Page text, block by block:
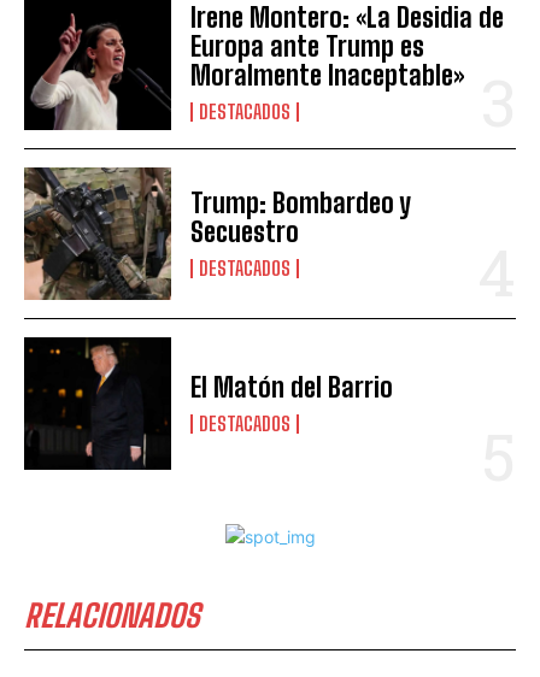
Irene Montero: «La Desidia de
Europa ante Trump es
Moralmente Inaceptable»
DESTACADOS
Trump: Bombardeo y
Secuestro
DESTACADOS
El Matón del Barrio
DESTACADOS
RELACIONADOS